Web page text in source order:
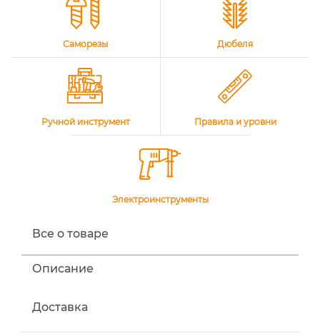
Саморезы Дюбеля
Ручной инструмент Правила и уровни
Электроинструменты
Все о товаре
Описание
Доставка